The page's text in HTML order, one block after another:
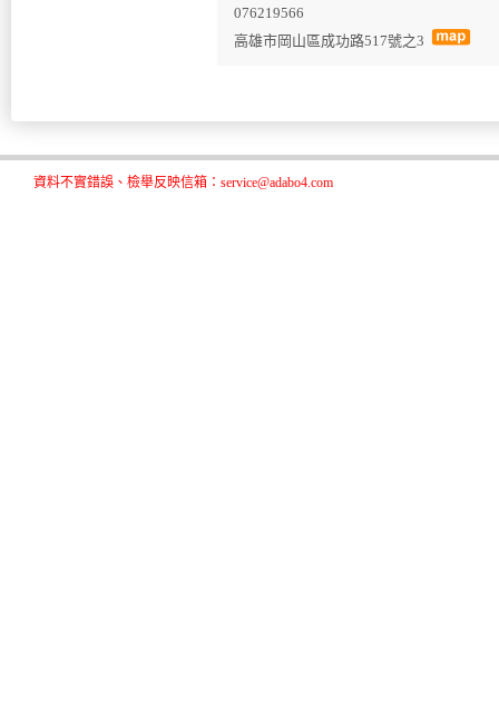
076219566
高雄市岡山區成功路517號之3
資料不實錯誤、檢舉反映信箱：service@adabo4.com